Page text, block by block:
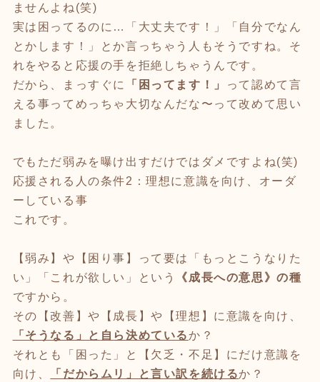
ませんよね(笑)
実は困ってるのに…「大丈夫です！」「自分でなん
とかします！」とか言っちゃう人もそうですね。そ
れをやると応援の手を拒絶しちゃうんです。
だから、まっすぐに
「困ってます！」
って認めて言
える事ってめっちゃ大切なんだな〜って改めて思い
ました。
でもただ弱みを曝け出すだけではダメですよね(笑)
応援される人の条件2：理想に意識を向け、オーダ
ーしている事
これです。
【弱み】や【困り事】って要は「もっとこうなりた
い」「これが欲しい」という
《成長への意思》の種
ですから。
その【改善】や【成長】や【理想】に意識を向け、
「そうなる」と 自ら決めているか？
それとも「困った」と【欠乏・不足】にだけ意識を
向け、
「だからムリ」と言い訳を続けるか？